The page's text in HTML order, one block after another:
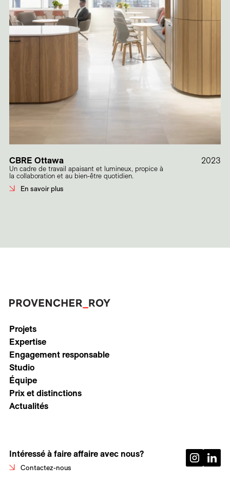
CBRE Ottawa
Un cadre de travail apaisant et lumineux, propice à
la collaboration et au bien-être quotidien.
En savoir plus
2023
Projets
Expertise
Engagement responsable
Studio
Équipe
Prix et distinctions
Actualités
Intéressé à faire affaire avec nous?
Contactez-nous